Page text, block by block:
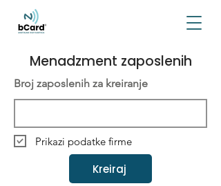
Menadzment zaposlenih
Broj zaposlenih za kreiranje
Prikazi podatke firme
Kreiraj